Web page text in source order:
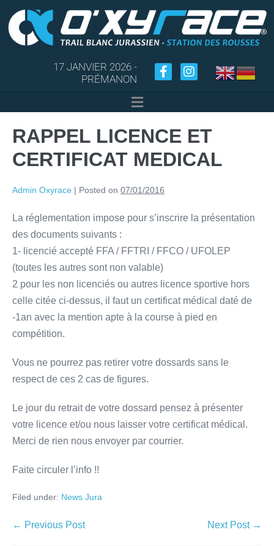
17 JANVIER 2026 -
PRÉMANON
RAPPEL LICENCE ET
CERTIFICAT MEDICAL
Admin Oxyrace | Posted on 07/01/2016
La réglementation impose pour s’inscrire la présentation
des documents suivants :
1- licencié accepté FFA / FFTRI / FFCO / UFOLEP
(toutes les autres sont non valable)
2 pour les non licenciés ou autres licence sportive hors
celle citée ci-dessus, il faut un certificat médical daté de
-1an avec la mention apte à la course à pied en
compétition.
Vous ne pourrez pas retirer votre dossards sans le
respect de ces 2 cas de figures.
Le jour du retrait de votre dossard pensez à présenter
votre licence et/ou nous laisser votre certificat médical.
Merci de rien nous envoyer par courrier.
Faite circuler l’info !!
Filed under: News Jura
← Previous Post Next Post →